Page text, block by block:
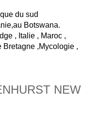
du sud
Botswana.
, Italie , Maroc ,
Bretagne ,Mycologie ,
NEW